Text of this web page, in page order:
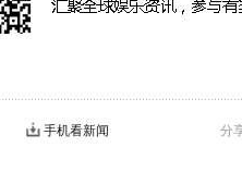
分
手机看新闻